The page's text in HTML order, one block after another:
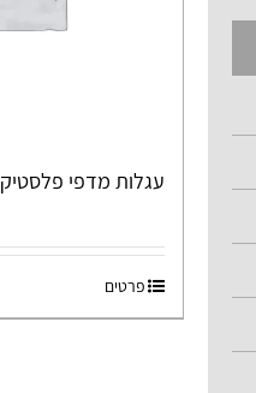
עגלות מדפי פלסטיק F113
פרטים